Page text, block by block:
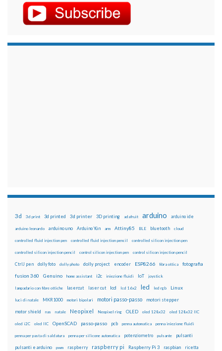
3d 3d print 3d printed 3d printer 3D printing adafruit arduino arduino ide
arduino leonardo arduino uno Arduino Yún arm Attiny85 BLE bluetooth cloud
controlled fluid injection pen controlled fluid injection pencil controlled silicon injection pen
controlled silicon injection pencil control silicon injection pen control silicon injection pencil
CtrlJ pen dolly foto dolly photo dolly project encoder ESP8266 fibra ottica fotografia
fusion 360 Genuino home assistant i2c iniezione fluidi IoT joystick
lampadario con fibre ottiche lasercut laser cut lcd lcd 16x2 led led rgb Linux
luci di natale MKR1000 motori bipolari motori passo-passo motori stepper
motor shield nas natale Neopixel Neopixel ring OLED oled 128x32 oled 128x32 IIC
oled i2C oled IIC OpenSCAD passo-passo pcb penna automatica penna iniezione fluidi
penna per pasta di saldatura penna per silicone automatica potenziometro pulsante pulsanti
pulsanti e arduino pwm raspberry raspberry pi Raspberry Pi 3 raspbian ricetta